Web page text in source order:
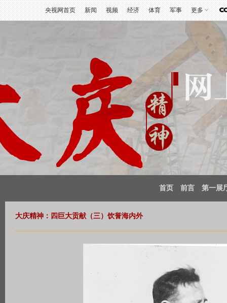
央视网首页 新闻 视频 经济 体育 军事 更多
首页 前言 第一展
大庆精神：四巨大贡献（三）饮誉海内外